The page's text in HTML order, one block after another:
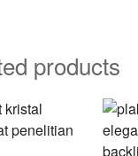
products